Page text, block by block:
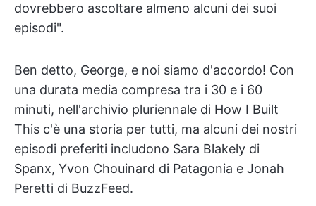
dovrebbero ascoltare almeno alcuni dei suoi
episodi".
Ben detto, George, e noi siamo d'accordo! Con
una durata media compresa tra i 30 e i 60
minuti, nell'archivio pluriennale di How I Built
This c'è una storia per tutti, ma alcuni dei nostri
episodi preferiti includono Sara Blakely di
Spanx, Yvon Chouinard di Patagonia e Jonah
Peretti di BuzzFeed.